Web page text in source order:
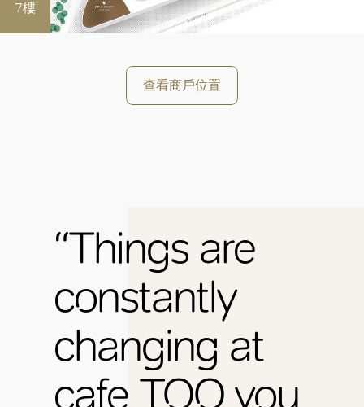
7樓
查看商戶位置
“Things are
constantly
changing at
cafe TOO you